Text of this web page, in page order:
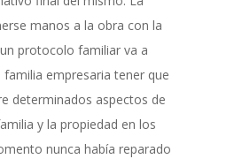
manos a la obra con la
protocolo familiar va a
familia empresaria tener que
determinados aspectos de
y la propiedad en los
nunca había reparado